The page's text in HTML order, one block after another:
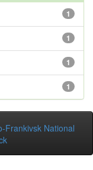
1
1
1
1
Frankivsk National